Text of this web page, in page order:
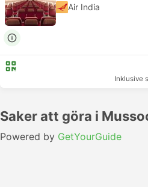
Air India
Inklusive
Saker att göra i
Powered by GetYourGuide